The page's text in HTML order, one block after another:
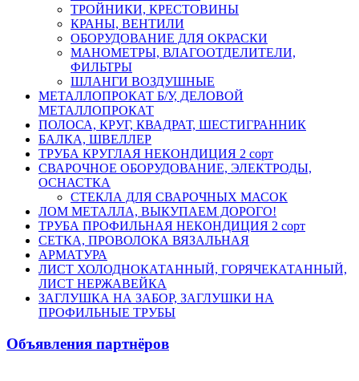
ТРОЙНИКИ, КРЕСТОВИНЫ
КРАНЫ, ВЕНТИЛИ
ОБОРУДОВАНИЕ ДЛЯ ОКРАСКИ
МАНОМЕТРЫ, ВЛАГООТДЕЛИТЕЛИ,
ФИЛЬТРЫ
ШЛАНГИ ВОЗДУШНЫЕ
МЕТАЛЛОПРОКАТ Б/У, ДЕЛОВОЙ
МЕТАЛЛОПРОКАТ
ПОЛОСА, КРУГ, КВАДРАТ, ШЕСТИГРАННИК
БАЛКА, ШВЕЛЛЕР
ТРУБА КРУГЛАЯ НЕКОНДИЦИЯ 2 сорт
СВАРОЧНОЕ ОБОРУДОВАНИЕ, ЭЛЕКТРОДЫ,
ОСНАСТКА
СТЕКЛА ДЛЯ СВАРОЧНЫХ МАСОК
ЛОМ МЕТАЛЛА, ВЫКУПАЕМ ДОРОГО!
ТРУБА ПРОФИЛЬНАЯ НЕКОНДИЦИЯ 2 сорт
СЕТКА, ПРОВОЛОКА ВЯЗАЛЬНАЯ
АРМАТУРА
ЛИСТ ХОЛОДНОКАТАННЫЙ, ГОРЯЧЕКАТАННЫЙ,
ЛИСТ НЕРЖАВЕЙКА
ЗАГЛУШКА НА ЗАБОР, ЗАГЛУШКИ НА
ПРОФИЛЬНЫЕ ТРУБЫ
Объявления партнёров